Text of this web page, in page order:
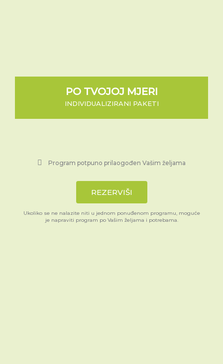
PO TVOJOJ MJERI
INDIVIDUALIZIRANI PAKETI
Program potpuno prilaogođen Vašim željama
REZERVIŠI
Ukoliko se ne nalazite niti u jednom ponuđenom programu, moguće
je napraviti program po Vašim željama i potrebama.